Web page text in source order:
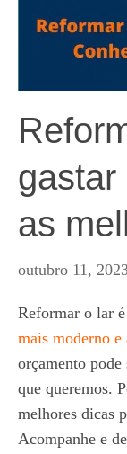
gastar
as
outubro 11,
Reformar o lar
mais moderno e
orçamento pode
que queremos.
melhores dicas
Acompanhe e